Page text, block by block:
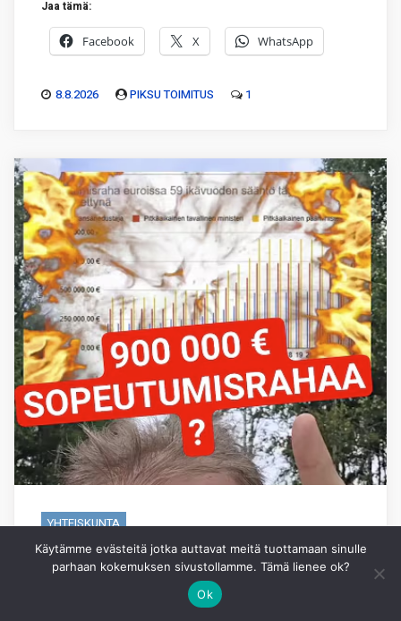
Jaa tämä:
Facebook X WhatsApp
8.8.2026 PIKSU TOIMITUS 1
YHTEISKUNTA
Kansanedustajien
sopeutumisrahasta 2:
Käytämme evästeitä jotka auttavat meitä tuottamaan sinulle
parhaan kokemuksen sivustollamme. Tämä lienee ok?
Ok